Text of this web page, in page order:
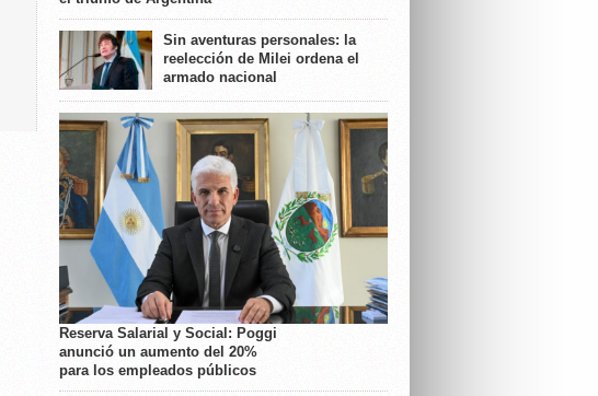
Sin aventuras personales: la
reelección de Milei ordena el
armado nacional
Reserva Salarial y Social: Poggi
anunció un aumento del 20%
para los empleados públicos